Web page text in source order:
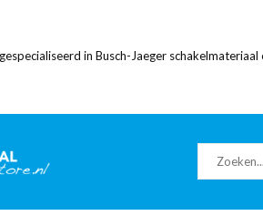
in Busch-Jaeger